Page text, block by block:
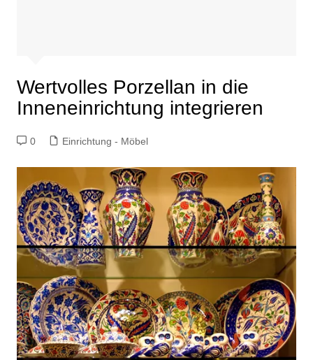
Wertvolles Porzellan in die
Inneneinrichtung integrieren
0 Einrichtung - Möbel